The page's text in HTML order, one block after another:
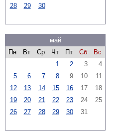
28
29 30
май
Пн
Вт Ср Чт Пт Сб
Вс
1
2 3
4
5
6 7 8 9 10
11
12
13 14 15 16 17
18
19
20 21 22 23 24
25
26
27 28 29 30 31